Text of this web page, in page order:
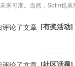
来可期。当然，Sofm也
评论了文章 [有奖活动]